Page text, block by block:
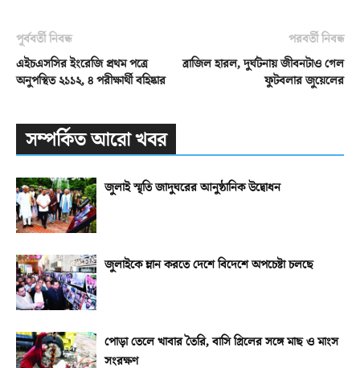
পূর্ববর্তী নিবন্ধ
এইচএসসির ইংরেজি প্রথম পত্রে
অনুপস্থিত ২১১২, ৪ পরীক্ষার্থী বহিষ্কার
পরবর্তী নিবন্ধ
ব্রাজিল হারল, দুর্ঘটনায় জীবনটাও গেল
ফুটবলার জুয়েলের
সম্পর্কিত আরো খবর
জুলাই স্মৃতি জাদুঘরের আনুষ্ঠানিক উদ্বোধন
জুলাইকে ম্লান করতে দেশে বিদেশে অপচেষ্টা চলছে
পোড়া তেলে খাবার তৈরি, বাসি গ্রিলের সঙ্গে মাছ ও মাংস
সংরক্ষণ